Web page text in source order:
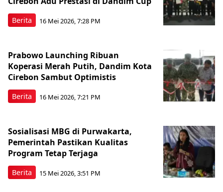
Berita 16 Mei 2026, 7:28 PM
Berita
Prabowo Launching Ribuan
Koperasi Merah Putih, Dandim Kota
Cirebon Sambut Optimistis
16 Mei 2026, 7:21 PM
Berita
Sosialisasi MBG di Purwakarta,
Pemerintah Pastikan Kualitas
Program Tetap Terjaga
15 Mei 2026, 3:51 PM